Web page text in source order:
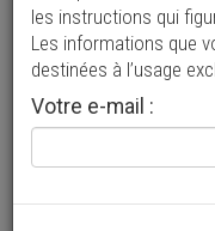
les instructions qui
Les informations que
destinées à l’usage
Votre e-mail :